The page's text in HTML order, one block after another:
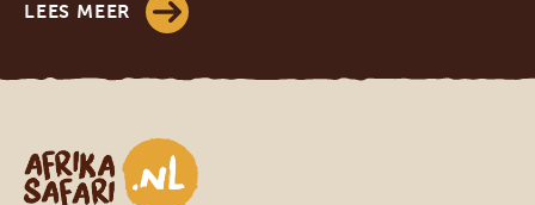
LEES MEER
Afrika safari